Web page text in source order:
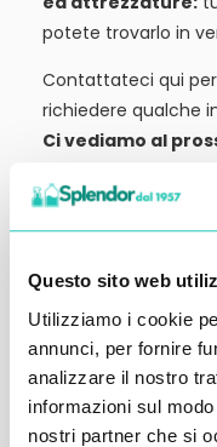
Questo sito web
Utilizziamo i cookie
annunci, per fornire
analizzare il nostro
informazioni sul
nostri partner che si
potete trovarlo in
Contattateci qui
richiedere qualche
Ci vediamo al
Alessandro Alfonsetti
Inserisci i tuoi
entro 48 ore